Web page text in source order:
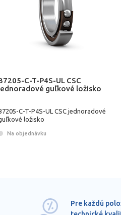
C-T-P4S-UL CSC
guľkové ložisko
C-T-P4S-UL CSC jednoradové
ložisko
Na objednávku
Pre každú